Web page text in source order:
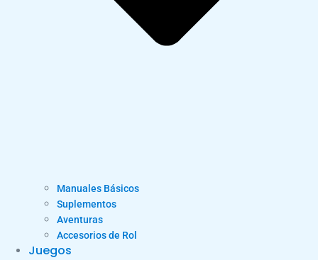
Manuales Básicos
Suplementos
Aventuras
Accesorios de Rol
Juegos